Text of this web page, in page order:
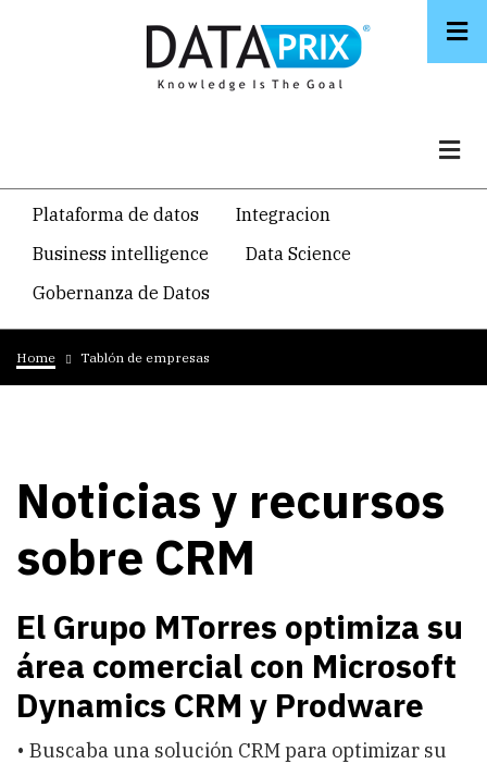
Navegacion
temática
principal
Plataforma de datos
Integracion
Business intelligence
Data Science
Gobernanza de Datos
Breadcrumb
Home Tablón de empresas
Noticias y recursos
sobre CRM
El Grupo MTorres optimiza su
área comercial con Microsoft
Dynamics CRM y Prodware
• Buscaba una solución CRM para optimizar su